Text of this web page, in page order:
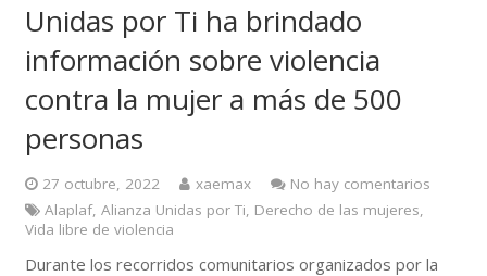
Unidas por Ti ha brindado
información sobre violencia
contra la mujer a más de 500
personas
27 octubre, 2022 xaemax
No hay comentarios
Alaplaf, Alianza Unidas por Ti, Derecho de las mujeres,
Vida libre de violencia
Durante los recorridos comunitarios organizados por la